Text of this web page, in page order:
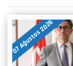
07 Ağustos 2026